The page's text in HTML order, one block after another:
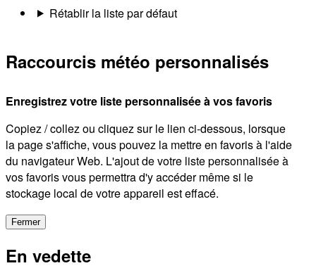
Rétablir la liste par défaut
Raccourcis météo personnalisés
Enregistrez votre liste personnalisée à vos favoris
Copiez / collez ou cliquez sur le lien ci-dessous, lorsque
la page s'affiche, vous pouvez la mettre en favoris à l'aide
du navigateur Web. L'ajout de votre liste personnalisée à
vos favoris vous permettra d'y accéder même si le
stockage local de votre appareil est effacé.
Fermer
En vedette